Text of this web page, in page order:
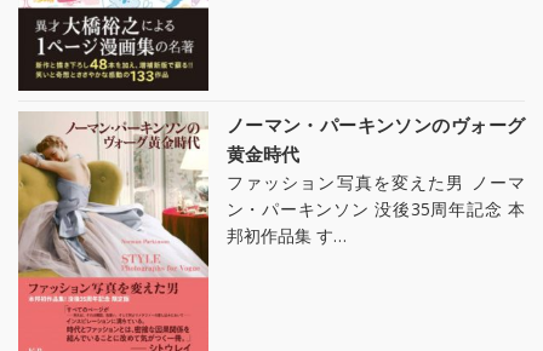
ノーマン・パーキンソンのヴォーグ
黄金時代
ファッション写真を変えた男 ノーマ
ン・パーキンソン 没後35周年記念 本
邦初作品集 す…